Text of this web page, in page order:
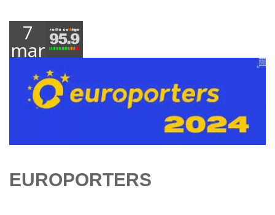
7
mars
2024
EUROPORTERS